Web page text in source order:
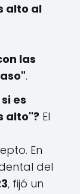
alto al
las
.
es
alto"? El
En
del
, fijó un